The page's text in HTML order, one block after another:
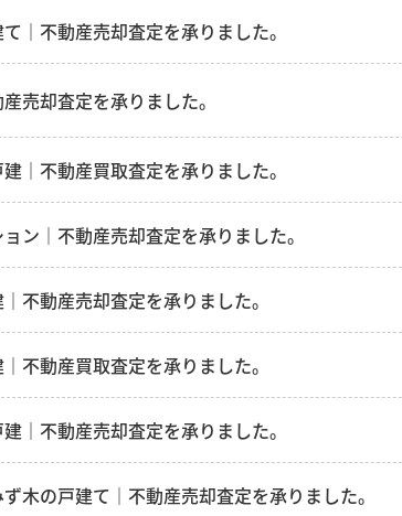
｜不動産売却査定を承りました。
売却査定を承りました。
｜不動産買取査定を承りました。
ン｜不動産売却査定を承りました。
不動産売却査定を承りました。
不動産買取査定を承りました。
｜不動産売却査定を承りました。
木の戸建て｜不動産売却査定を承りました。